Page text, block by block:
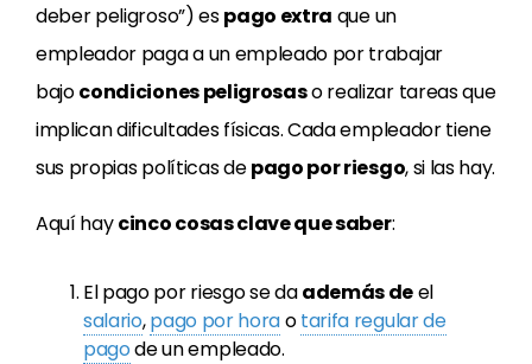
deber peligroso”)espago extra que un
empleador paga a un empleado por trabajar
bajocondiciones peligrosaso realizartareas que
implican dificultades físicas. Cada empleador tiene
sus propias políticas depago por riesgo, si las hay.
Aquí haycinco cosas clave que saber:
El pago por riesgo se daademás deel
salario,pago por horaotarifa regular de
pagode un empleado.